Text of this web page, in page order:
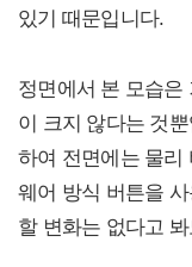
있기 때문입니다.
정면에서 본 모습은
이 크지 않다는 것
하여 전면에는 물리
웨어 방식 버튼을
할 변화는 없다고